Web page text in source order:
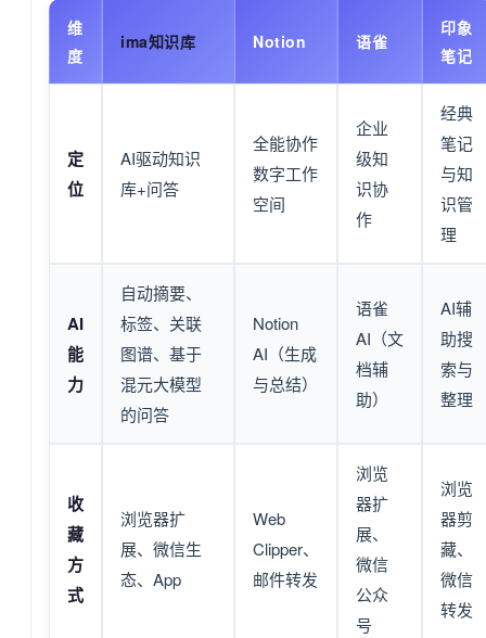
维
度
ima知识库 Notion 语雀
印象
笔记
定
位
AI驱动知识
库+问答
全能协作
数字工作
空间
企业
级知
识协
作
经典
笔记
与知
识管
理
AI
能
力
自动摘要、
标签、关联
图谱、基于
混元大模型
的问答
Notion
AI（生成
与总结）
语雀
AI（文
档辅
助）
AI辅
助搜
索与
整理
收
藏
方
式
浏览器扩
展、微信生
态、App
Web
Clipper、
邮件转发
浏览
器扩
展、
微信
公众
号
浏览
器剪
藏、
微信
转发